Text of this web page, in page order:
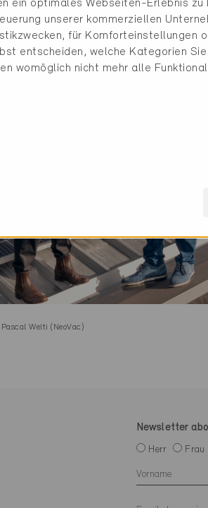
Welti (NeoVac)
Newsletter
Herr
ein optimales Webseiten-Erlebnis
unserer kommerziellen
für Komforteinstellungen
entscheiden, welche Kategorien
womöglich nicht mehr alle